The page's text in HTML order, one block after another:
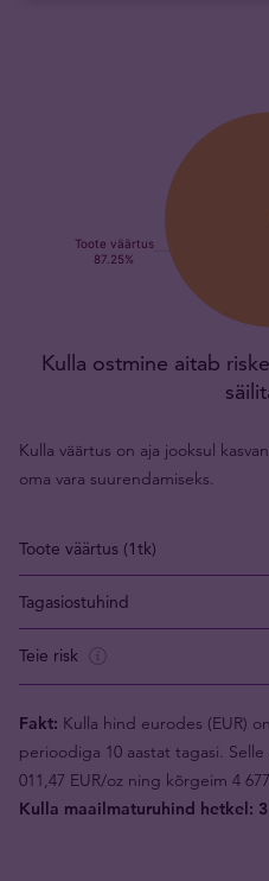
Kulla ostmine aitab
Kulla väärtus on aja jooksul
oma vara suurendamiseks.
Toote väärtus (1tk)
Tagasiostuhind
Teie risk
Fakt: Kulla hind eurodes (EUR)
perioodiga 10 aastat tagasi.
011,47 EUR/oz ning kõrgeim 4
Kulla maailmaturuhind hetkel: